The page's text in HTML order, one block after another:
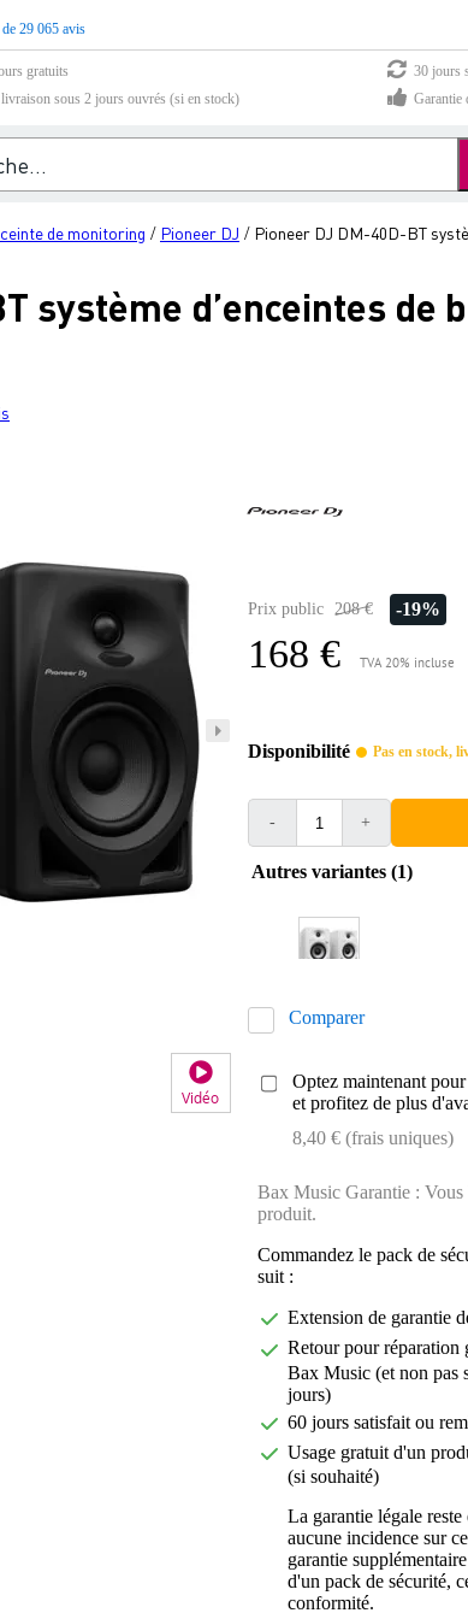
29 065 avis
gratuits
30 jours
sous 2 jours ouvrés (si en stock)
Garantie
de monitoring / Pioneer DJ / Pioneer DJ DM-40D-BT
système d’enceintes de
Vidéo
Prix public 208 € -19%
168 € TVA 20% incluse
Disponibilité
Pas en stock,
- +
Autres variantes (1)
Comparer
Optez maintenant
et profitez de plus
8,40 € (frais uniques)
Bax Music Garantie : Vous
produit.
Commandez le pack de
suit :
Extension de garantie
Retour pour réparation
Bax Music (et non pas
jours)
60 jours satisfait ou
Usage gratuit d'un
(si souhaité)
La garantie légale
aucune incidence sur
garantie
d'un pack de sécurité,
conformité.